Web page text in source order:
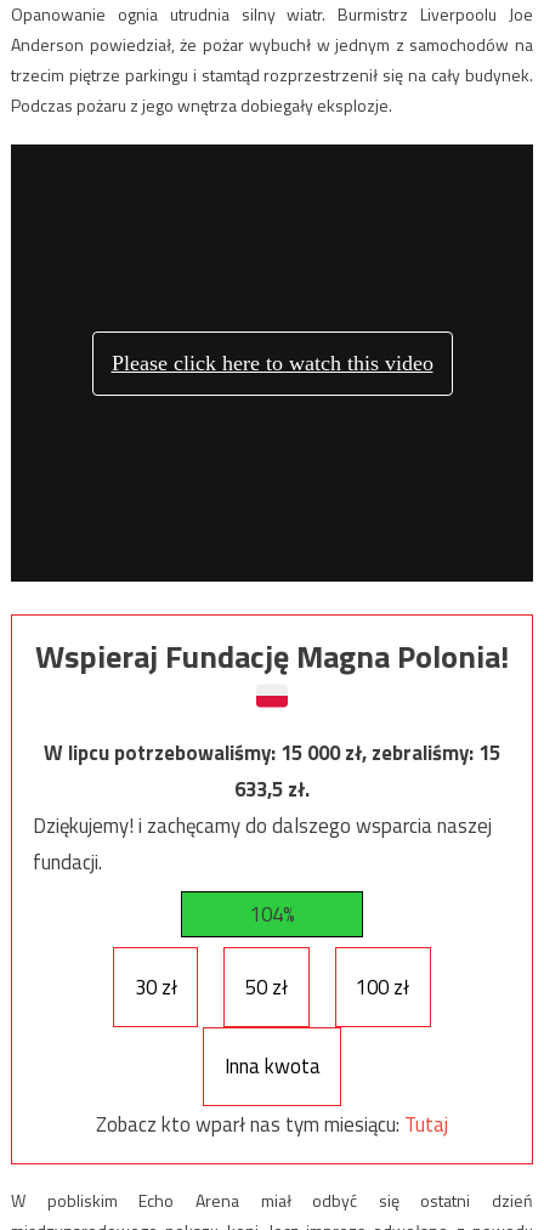
Opanowanie ognia utrudnia silny wiatr. Burmistrz Liverpoolu Joe
Anderson powiedział, że pożar wybuchł w jednym z samochodów na
trzecim piętrze parkingu i stamtąd rozprzestrzenił się na cały budynek.
Podczas pożaru z jego wnętrza dobiegały eksplozje.
Wspieraj Fundację Magna Polonia!
W lipcu potrzebowaliśmy:15 000zł, zebraliśmy:15
633,5zł.
Dziękujemy! i zachęcamy do dalszego wsparcia naszej
fundacji.
104%
30 zł 50 zł 100 zł
Inna kwota
Zobacz kto wparł nas tym miesiącu: Tutaj
W pobliskim Echo Arena miał odbyć się ostatni dzień